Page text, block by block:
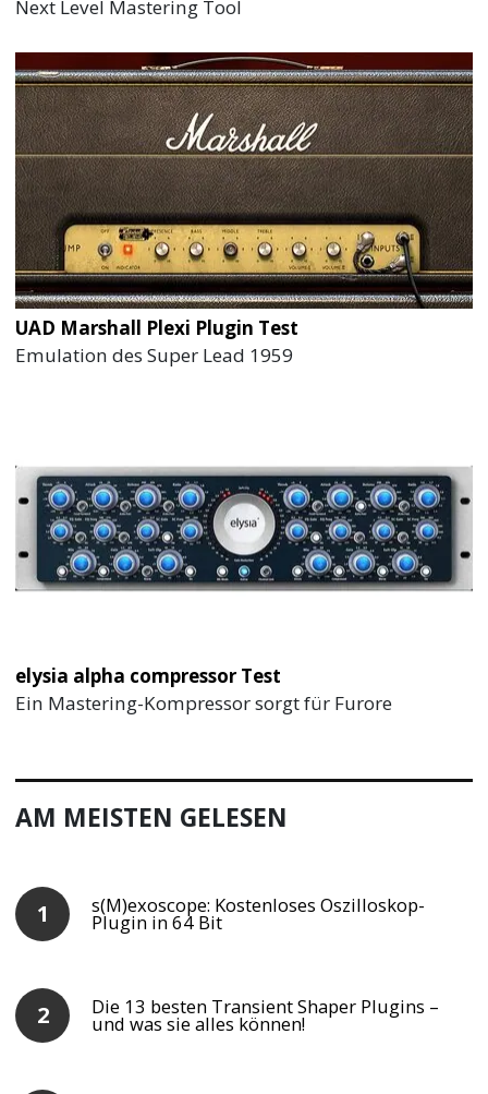
Next Level Mastering Tool
UAD Marshall Plexi Plugin Test
Emulation des Super Lead 1959
elysia alpha compressor Test
Ein Mastering-Kompressor sorgt für Furore
AM MEISTEN GELESEN
s(M)exoscope: Kostenloses Oszilloskop-
Plugin in 64 Bit
Die 13 besten Transient Shaper Plugins –
und was sie alles können!